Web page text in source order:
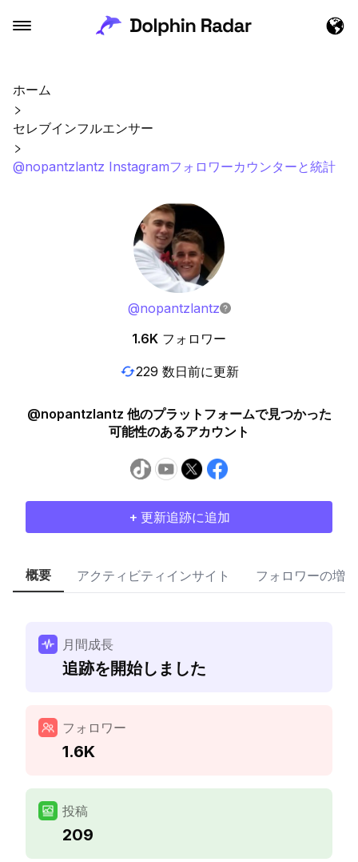
ホーム
セレブインフルエンサー
@nopantzlantz Instagramフォロワーカウンターと統計
@nopantzlantz
1.6K フォロワー
229 数日前に更新
@nopantzlantz 他のプラットフォームで見つかった
可能性のあるアカウント
+ 更新追跡に追加
概要 アクティビティインサイト フォロワーの増加
月間成長
追跡を開始しました
フォロワー
1.6K
投稿
209